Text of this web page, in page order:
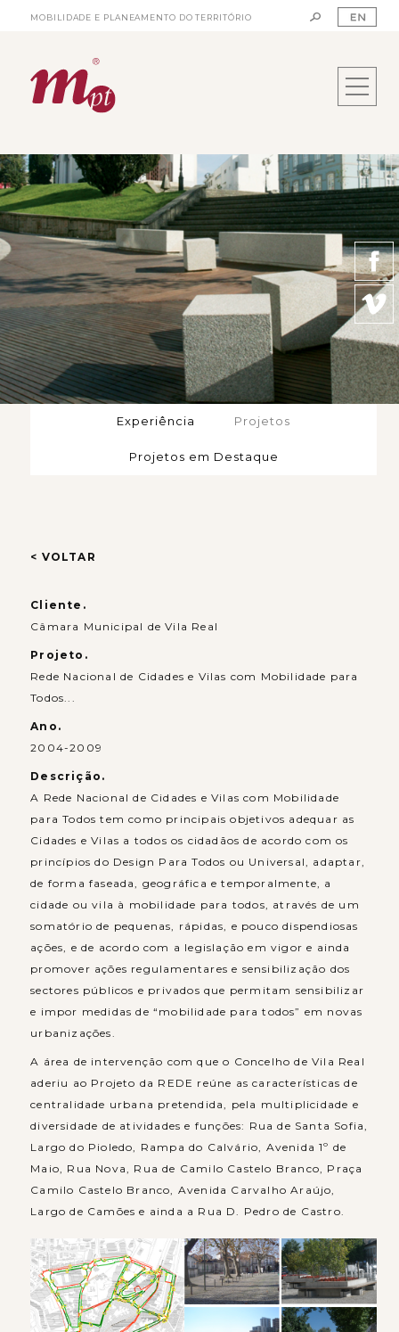
MOBILIDADE E PLANEAMENTO DO TERRITÓRIO
Experiência Projetos
Projetos em Destaque
< VOLTAR
Cliente.
Câmara Municipal de Vila Real
Projeto.
Rede Nacional de Cidades e Vilas com Mobilidade para
Todos...
Ano.
2004-2009
Descrição.
A Rede Nacional de Cidades e Vilas com Mobilidade
para Todos tem como principais objetivos adequar as
Cidades e Vilas a todos os cidadãos de acordo com os
princípios do Design Para Todos ou Universal, adaptar,
de forma faseada, geográfica e temporalmente, a
cidade ou vila à mobilidade para todos, através de um
somatório de pequenas, rápidas, e pouco dispendiosas
ações, e de acordo com a legislação em vigor e ainda
promover ações regulamentares e sensibilização dos
sectores públicos e privados que permitam sensibilizar
e impor medidas de “mobilidade para todos” em novas
urbanizações.
A área de intervenção com que o Concelho de Vila Real
aderiu ao Projeto da REDE reúne as características de
centralidade urbana pretendida, pela multiplicidade e
diversidade de atividades e funções: Rua de Santa Sofia,
Largo do Pioledo, Rampa do Calvário, Avenida 1º de
Maio, Rua Nova, Rua de Camilo Castelo Branco, Praça
Camilo Castelo Branco, Avenida Carvalho Araújo,
Largo de Camões e ainda a Rua D. Pedro de Castro.